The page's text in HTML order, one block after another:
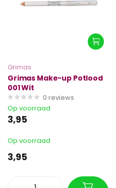
Grimas
Grimas Make-up Potlood
001 Wit
0 reviews
Op voorraad
3,95
Op voorraad
3,95